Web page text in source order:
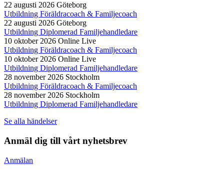
22 augusti 2026 Göteborg
Utbildning Föräldracoach & Familjecoach
22 augusti 2026 Göteborg
Utbildning Diplomerad Familjehandledare
10 oktober 2026 Online Live
Utbildning Föräldracoach & Familjecoach
10 oktober 2026 Online Live
Utbildning Diplomerad Familjehandledare
28 november 2026 Stockholm
Utbildning Föräldracoach & Familjecoach
28 november 2026 Stockholm
Utbildning Diplomerad Familjehandledare
Se alla händelser
Anmäl dig till vårt nyhetsbrev
Anmälan